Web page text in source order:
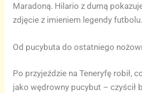
Maradoną. Hilario z dumą
zdjęcie z imieniem legendy futbolu.
Od pucybuta do ostatniego
Po przyjeździe na Teneryfę robił,
jako wędrowny pucybut – czyścił